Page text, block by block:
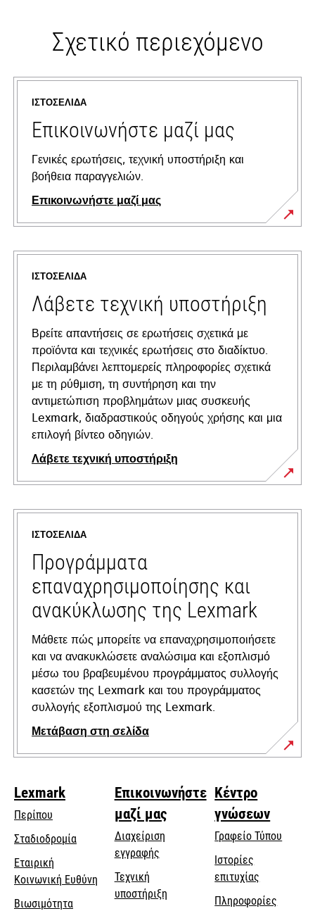
Σχετικό περιεχόμενο
ΙΣΤΟΣΕΛΊΔΑ
Επικοινωνήστε μαζί μας
Γενικές ερωτήσεις, τεχνική υποστήριξη και
βοήθεια παραγγελιών.
Επικοινωνήστε μαζί μας
ΙΣΤΟΣΕΛΊΔΑ
Λάβετε τεχνική υποστήριξη
Βρείτε απαντήσεις σε ερωτήσεις σχετικά με
προϊόντα και τεχνικές ερωτήσεις στο διαδίκτυο.
Περιλαμβάνει λεπτομερείς πληροφορίες σχετικά
με τη ρύθμιση, τη συντήρηση και την
αντιμετώπιση προβλημάτων μιας συσκευής
Lexmark, διαδραστικούς οδηγούς χρήσης και μια
επιλογή βίντεο οδηγιών.
Λάβετε τεχνική υποστήριξη
opens
in
new
tab
ΙΣΤΟΣΕΛΊΔΑ
Προγράμματα
επαναχρησιμοποίησης και
ανακύκλωσης της Lexmark
Μάθετε πώς μπορείτε να επαναχρησιμοποιήσετε
και να ανακυκλώσετε αναλώσιμα και εξοπλισμό
μέσω του βραβευμένου προγράμματος συλλογής
κασετών της Lexmark και του προγράμματος
συλλογής εξοπλισμού της Lexmark.
Μετάβαση στη σελίδα
Lexmark
Περίπου
Σταδιοδρομία
Εταιρική
Κοινωνική Ευθύνη opens
Βιωσιμότητα
Επικοινωνήστε
μαζί μας
Διαχείριση
εγγραφής
Τεχνική
υποστήριξηopens
Κέντρο
γνώσεων
Γραφείο Τύπου
Ιστορίες
επιτυχίας
Πληροφορίες